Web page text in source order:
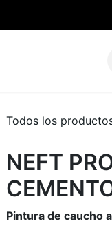
Todos los
NEFT
Pintura de caucho